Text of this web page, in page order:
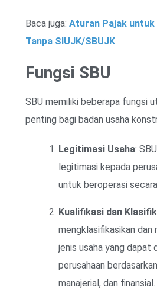
Baca juga: Aturan Pajak
Tanpa SIUJK/SBUJK
Fungsi SBU
SBU memiliki beberapa fungsi
penting bagi badan usaha
Legitimasi Usaha:
legitimasi kepada
untuk beroperasi
Kualifikasi dan
mengklasifikasikan dan
jenis usaha yang dapat
perusahaan
manajerial, dan finansial.